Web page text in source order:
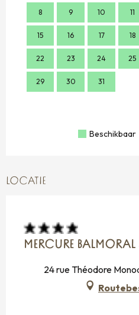
8 9 10 11
15 16 17 18
22 23 24 25
29 30 31
Beschikbaar
LOCATIE
MERCURE
24 rue Théodore